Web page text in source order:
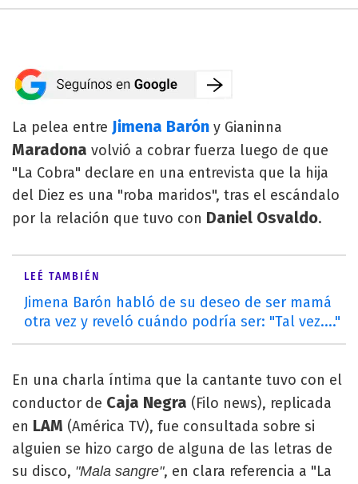
La pelea entre Jimena Barón y Gianinna
Maradona volvió a cobrar fuerza luego de que
"La Cobra" declare en una entrevista que la hija
del Diez es una "roba maridos", tras el escándalo
por la relación que tuvo con Daniel Osvaldo.
LEÉ TAMBIÉN
Jimena Barón habló de su deseo de ser mamá
otra vez y reveló cuándo podría ser: "Tal vez...."
En una charla íntima que la cantante tuvo con el
conductor de Caja Negra (Filo news), replicada
en LAM (América TV), fue consultada sobre si
alguien se hizo cargo de alguna de las letras de
su disco, "Mala sangre", en clara referencia a "La